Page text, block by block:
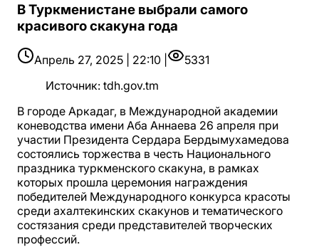
В Туркменистане выбрали самого
красивого скакуна года
Апрель 27, 2025 | 22:10 |
5331
Источник: tdh.gov.tm
В городе Аркадаг, в Международной академии
коневодства имени Аба Аннаева 26 апреля при
участии Президента Сердара Бердымухамедова
состоялись торжества в честь Национального
праздника туркменского скакуна, в рамках
которых прошла церемония награждения
победителей Международного конкурса красоты
среди ахалтекинских скакунов и тематического
состязания среди представителей творческих
профессий.